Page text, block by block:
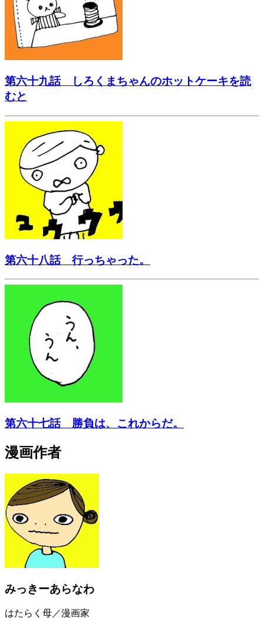
第六十九話 しろくまちゃんのホットケーキを読
むと
第六十八話 行っちゃった。
第六十七話 勝負は、これからだ。
漫画作者
みっきーあらなわ
はたらく母／漫画家